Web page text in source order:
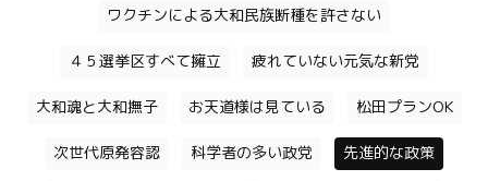
ワクチンによる大和民族断種を許さない
４５選挙区すべて擁立 疲れていない元気な新党
大和魂と大和撫子 お天道様は見ている 松田プランOK
次世代原発容認 科学者の多い政党 先進的な政策